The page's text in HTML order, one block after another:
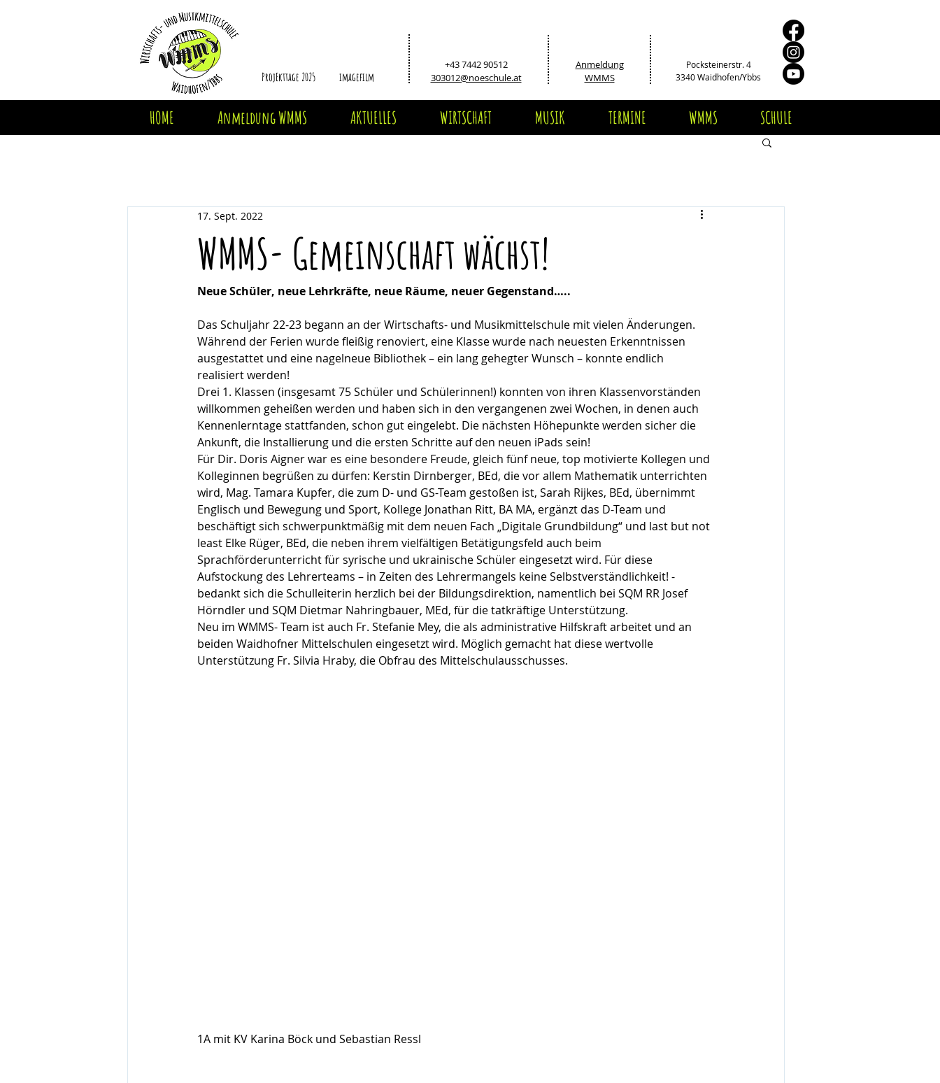
ProjEkttage 2025 imagefilm
+43 7442 90512
303012@noeschule.at
Anmeldung
WMMS
Pocksteinerstr. 4
3340 Waidhofen/Ybbs
HOME Anmeldung WMMS AKTUELLES WIRTSCHAFT MUSIK TERMINE WMMS SCHULE
WMMS- Gemeinschaft wächst!
17. Sept. 2022
Neue Schüler, neue Lehrkräfte, neue Räume, neuer Gegenstand…..
Das Schuljahr 22-23 begann an der Wirtschafts- und Musikmittelschule mit vielen Änderungen.
Während der Ferien wurde fleißig renoviert, eine Klasse wurde nach neuesten Erkenntnissen
ausgestattet und eine nagelneue Bibliothek – ein lang gehegter Wunsch – konnte endlich
realisiert werden!
Drei 1. Klassen (insgesamt 75 Schüler und Schülerinnen!) konnten von ihren Klassenvorständen
willkommen geheißen werden und haben sich in den vergangenen zwei Wochen, in denen auch
Kennenlerntage stattfanden, schon gut eingelebt. Die nächsten Höhepunkte werden sicher die
Ankunft, die Installierung und die ersten Schritte auf den neuen iPads sein!
Für Dir. Doris Aigner war es eine besondere Freude, gleich fünf neue, top motivierte Kollegen und
Kolleginnen begrüßen zu dürfen: Kerstin Dirnberger, BEd, die vor allem Mathematik unterrichten
wird, Mag. Tamara Kupfer, die zum D- und GS-Team gestoßen ist, Sarah Rijkes, BEd, übernimmt
Englisch und Bewegung und Sport, Kollege Jonathan Ritt, BA MA, ergänzt das D-Team und
beschäftigt sich schwerpunktmäßig mit dem neuen Fach „Digitale Grundbildung“ und last but not
least Elke Rüger, BEd, die neben ihrem vielfältigen Betätigungsfeld auch beim
Sprachförderunterricht für syrische und ukrainische Schüler eingesetzt wird. Für diese
Aufstockung des Lehrerteams – in Zeiten des Lehrermangels keine Selbstverständlichkeit! -
bedankt sich die Schulleiterin herzlich bei der Bildungsdirektion, namentlich bei SQM RR Josef
Hörndler und SQM Dietmar Nahringbauer, MEd, für die tatkräftige Unterstützung.
Neu im WMMS- Team ist auch Fr. Stefanie Mey, die als administrative Hilfskraft arbeitet und an
beiden Waidhofner Mittelschulen eingesetzt wird. Möglich gemacht hat diese wertvolle
Unterstützung Fr. Silvia Hraby, die Obfrau des Mittelschulausschusses.
1A mit KV Karina Böck und Sebastian Ressl